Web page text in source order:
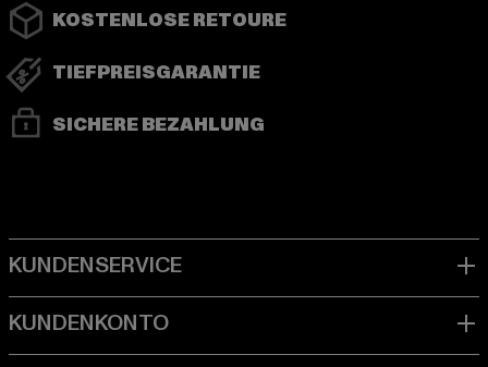
KOSTENLOSE RETOURE
TIEFPREISGARANTIE
SICHERE BEZAHLUNG